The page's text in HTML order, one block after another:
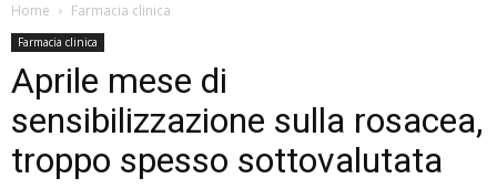
Home Farmacia clinica
Farmacia clinica
Aprile mese di
sensibilizzazione sulla rosacea,
troppo spesso sottovalutata